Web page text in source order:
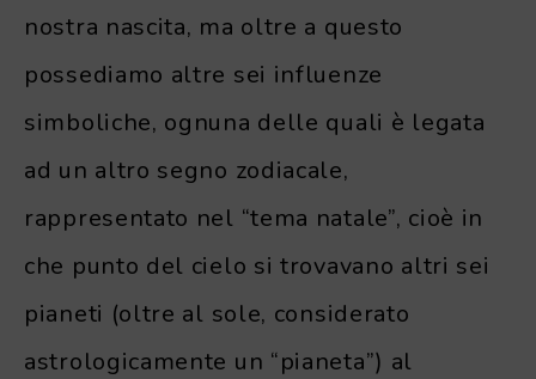
nostra nascita, ma oltre a questo
possediamo altre sei influenze
simboliche, ognuna delle quali è legata
ad un altro segno zodiacale,
rappresentato nel “tema natale”, cioè in
che punto del cielo si trovavano altri sei
pianeti (oltre al sole, considerato
astrologicamente un “pianeta”) al